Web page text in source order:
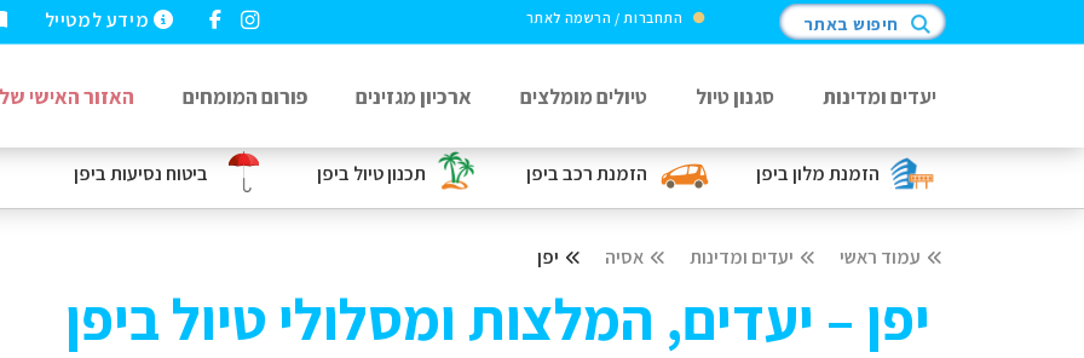
הזמנת מלוןביפן הזמנת רכבביפן תכנון טיול ביפן ביטוח נסיעותביפן
מידע למטייל התחברות / הרשמה לאתר חיפוש באתר
יעדים ומדינות סגנון טיול טיולים מומלצים ארכיון מגזינים פורום המומחים האזור האישי
עמוד ראשי יעדים ומדינות אסיה יפן
יפן – יעדים, המלצות ומסלולי טיול ביפן